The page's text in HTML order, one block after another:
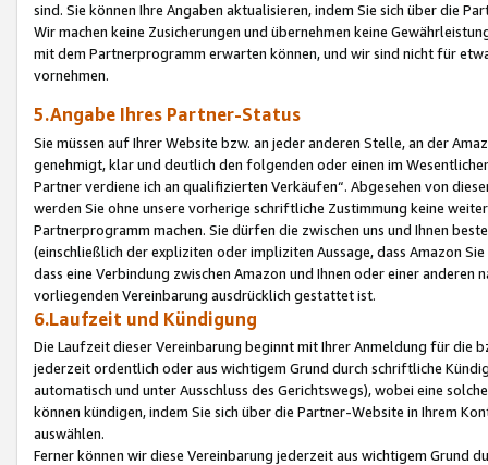
sind. Sie können Ihre Angaben aktualisieren, indem Sie sich über die
Wir machen keine Zusicherungen und übernehmen keine
mit dem Partnerprogramm erwarten können, und wir sind nicht für
vornehmen.
5.Angabe Ihres Partner-Status
Sie müssen auf Ihrer Website bzw. an jeder anderen Stelle, an der
genehmigt, klar und deutlich den folgenden oder einen im
Partner verdiene ich an qualifizierten Verkäufen“. Abgesehen von
werden Sie ohne unsere vorherige schriftliche Zustimmung keine
Partnerprogramm machen. Sie dürfen die zwischen uns und Ihnen
(einschließlich der expliziten oder impliziten Aussage, dass Amazon
dass eine Verbindung zwischen Amazon und Ihnen oder einer
vorliegenden Vereinbarung ausdrücklich gestattet ist.
6.Laufzeit und Kündigung
Die Laufzeit dieser Vereinbarung beginnt mit Ihrer Anmeldung für die
jederzeit ordentlich oder aus wichtigem Grund durch schriftliche
automatisch und unter Ausschluss des Gerichtswegs), wobei eine
können kündigen, indem Sie sich über die Partner-Website in Ihrem
auswählen.
Ferner können wir diese Vereinbarung jederzeit aus wichtigem Grund